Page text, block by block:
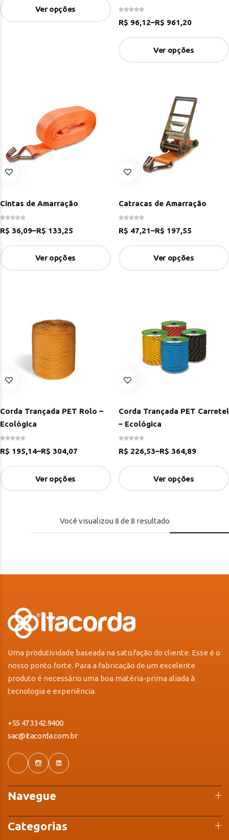
Ver opções
R$ 96,12–R$ 961,20
Ver opções
Cintas de Amarração
R$ 36,09–R$ 133,25
Ver opções
Catracas de Amarração
R$ 47,21–R$ 197,55
Ver opções
Corda Trançada PET Rolo –
Ecológica
R$ 195,14–R$ 304,07
Ver opções
Corda Trançada PET Carretel
– Ecológica
R$ 226,53–R$ 364,89
Ver opções
Você visualizou8 de 8 resultado
Uma produtividade baseada na satisfação do cliente. Esse é o
nosso ponto forte. Para a fabricação de um excelente
produto é necessário uma boa matéria-prima aliada à
tecnologia e experiência.
+55 47 3342.9400
sac@itacorda.com.br
Navegue
Categorias